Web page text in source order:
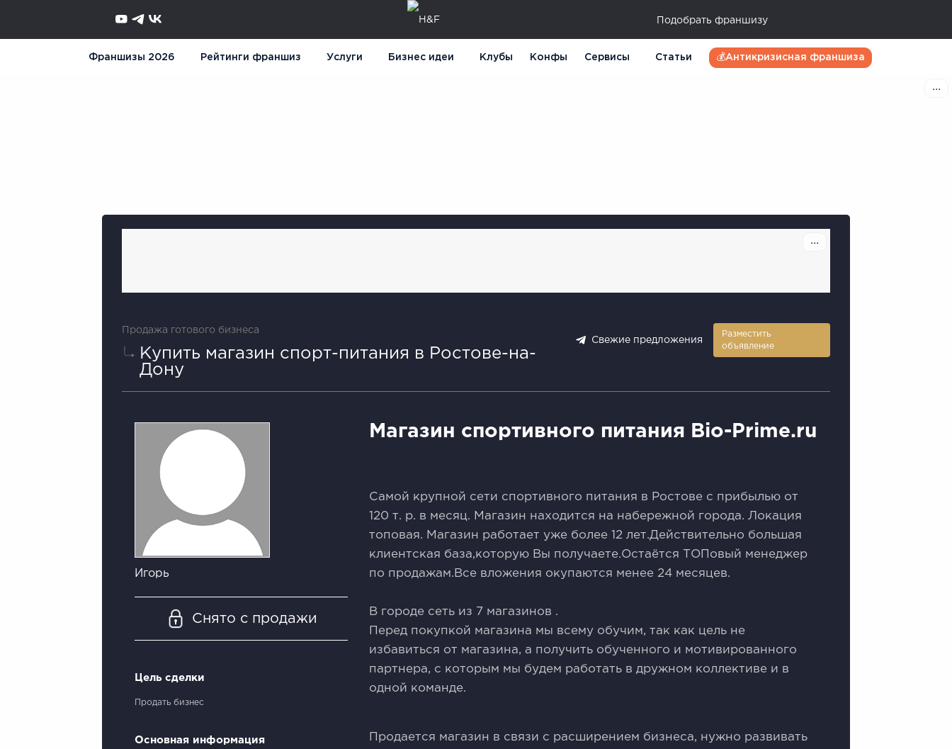
Подобрать франшизу
Франшизы 2026 Рейтинги франшиз Услуги Бизнес идеи Клубы Конфы Сервисы Статьи 💰Антикризисная франшиза
Продажа готового бизнеса
Купить магазин спорт-питания в Ростове-на-
Дону
Свежие предложения
Разместить
объявление
Игорь
Снято с продажи
Цель сделки
Продать бизнес
Основная информация
Магазин спортивного питания Bio-Prime.ru
Самой крупной сети спортивного питания в Ростове с прибылью от
120 т. р. в месяц. Магазин находится на набережной города. Локация
топовая. Магазин работает уже более 12 лет.Действительно большая
клиентская база,которую Вы получаете.Остаётся ТОПовый менеджер
по продажам.Все вложения окупаются менее 24 месяцев.
В городе сеть из 7 магазинов .
Перед покупкой магазина мы всему обучим, так как цель не
избавиться от магазина, а получить обученного и мотивированного
партнера, с которым мы будем работать в дружном коллективе и в
одной команде.
Продается магазин в связи с расширением бизнеса, нужно развивать